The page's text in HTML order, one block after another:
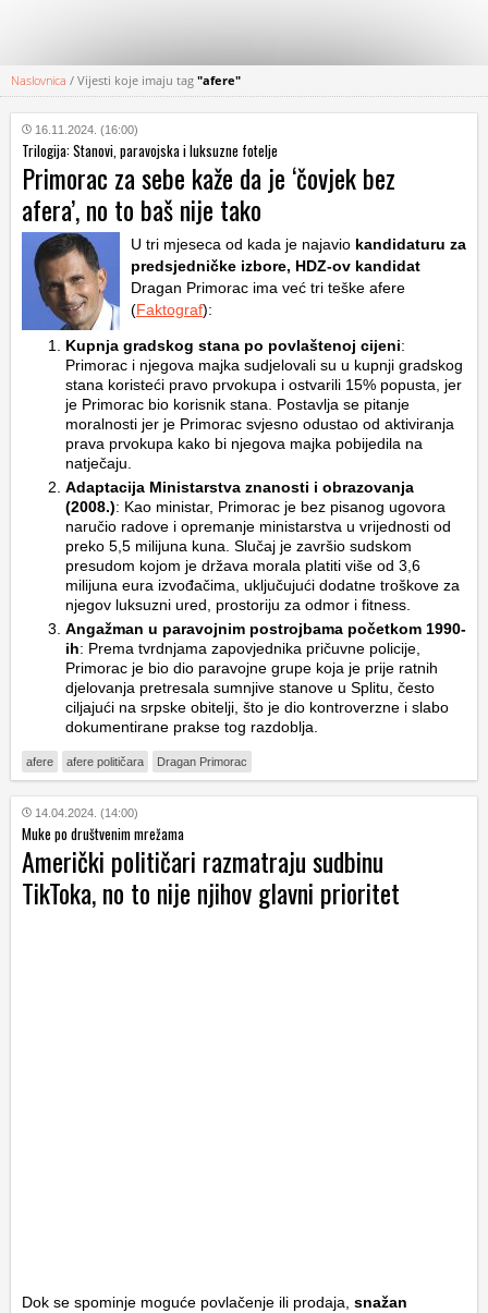
KATEGORIJE
HRVATSKI
WEB
Naslovnica / Vijesti koje imaju tag "afere"
16.11.2024. (16:00)
Trilogija: Stanovi, paravojska i luksuzne fotelje
Primorac za sebe kaže da je ‘čovjek bez
afera’, no to baš nije tako
U tri mjeseca od kada je najavio kandidaturu za
predsjedničke izbore, HDZ-ov kandidat
Dragan Primorac ima već tri teške afere
(Faktograf):
Kupnja gradskog stana po povlaštenoj cijeni:
Primorac i njegova majka sudjelovali su u kupnji gradskog
stana koristeći pravo prvokupa i ostvarili 15% popusta, jer
je Primorac bio korisnik stana. Postavlja se pitanje
moralnosti jer je Primorac svjesno odustao od aktiviranja
prava prvokupa kako bi njegova majka pobijedila na
natječaju.
Adaptacija Ministarstva znanosti i obrazovanja
(2008.): Kao ministar, Primorac je bez pisanog ugovora
naručio radove i opremanje ministarstva u vrijednosti od
preko 5,5 milijuna kuna. Slučaj je završio sudskom
presudom kojom je država morala platiti više od 3,6
milijuna eura izvođačima, uključujući dodatne troškove za
njegov luksuzni ured, prostoriju za odmor i fitness.
Angažman u paravojnim postrojbama početkom 1990-
ih: Prema tvrdnjama zapovjednika pričuvne policije,
Primorac je bio dio paravojne grupe koja je prije ratnih
djelovanja pretresala sumnjive stanove u Splitu, često
ciljajući na srpske obitelji, što je dio kontroverzne i slabo
dokumentirane prakse tog razdoblja.
afere afere političara Dragan Primorac
14.04.2024. (14:00)
Muke po društvenim mrežama
Američki političari razmatraju sudbinu
TikToka, no to nije njihov glavni prioritet
Dok se spominje moguće povlačenje ili prodaja, snažan